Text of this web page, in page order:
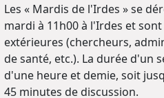
Les « Mardis de l'Irdes » se
mardi à 11h00 à l'Irdes et
extérieures (chercheurs,
de santé, etc.). La durée d'un
d'une heure et demie, soit
45 minutes de discussion.